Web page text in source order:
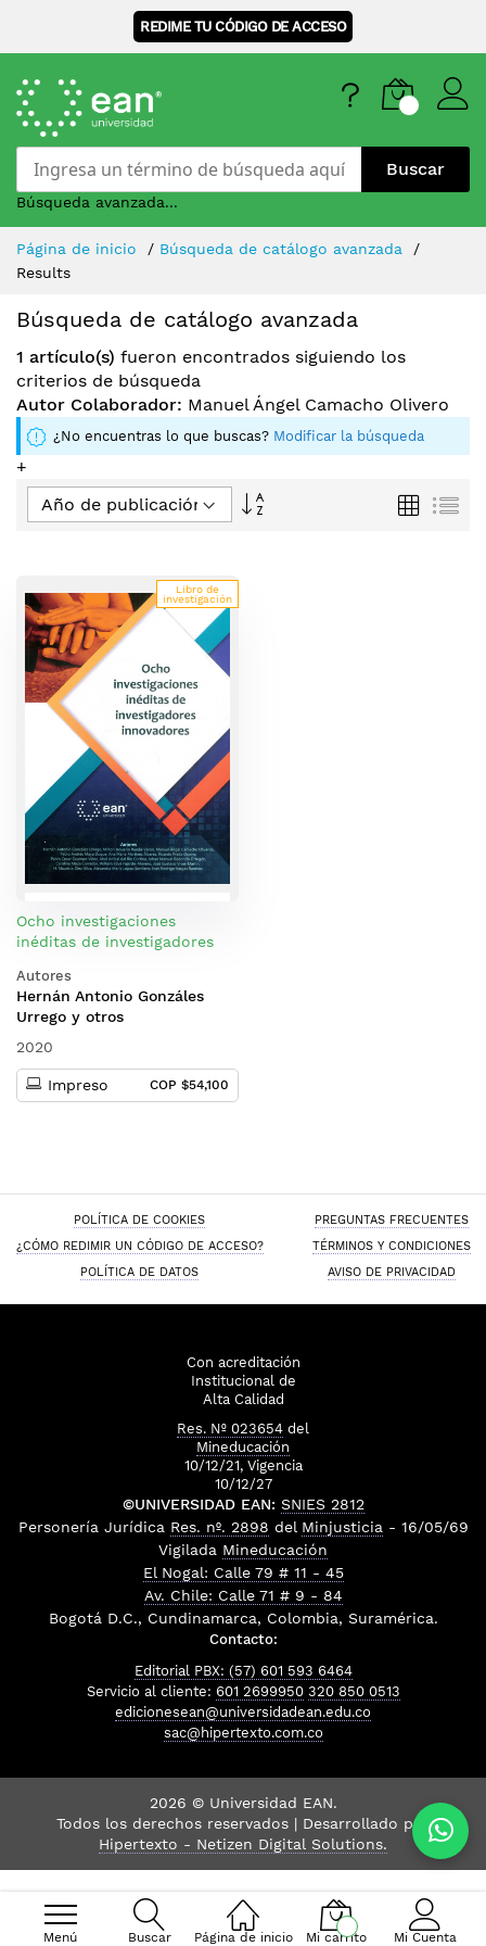
REDIME TU CÓDIGO DE ACCESO
Buscar
Búsqueda avanzada...
Menú Buscar Página de inicio Mi carrito Mi Cuenta
Skip
Content
Página de inicio
Búsqueda de catálogo avanzada
Results
Búsqueda de catálogo avanzada
1 artículo(s) fueron encontrados siguiendo los
criterios de búsqueda
Autor Colaborador: Manuel Ángel Camacho Olivero
¿No encuentras lo que buscas? Modificar la búsqueda
+
Fijar
Parrilla
Libro de
investigación
Ocho investigaciones
inéditas de investigadores
Autores
Hernán Antonio Gonzáles
Urrego y otros
2020
Impreso COP $54,100
POLÍTICA DE COOKIES
PREGUNTAS FRECUENTES
¿CÓMO REDIMIR UN CÓDIGO DE ACCESO?
TÉRMINOS Y CONDICIONES
POLÍTICA DE DATOS
AVISO DE PRIVACIDAD
Con acreditación
Institucional de
Alta Calidad
Res. Nº 023654 del
Mineducación
10/12/21, Vigencia
10/12/27
©UNIVERSIDAD EAN: SNIES 2812
Personería Jurídica Res. nº. 2898 del Minjusticia - 16/05/69
Vigilada Mineducación
El Nogal: Calle 79 # 11 - 45
Av. Chile: Calle 71 # 9 - 84
Bogotá D.C., Cundinamarca, Colombia, Suramérica.
Contacto:
Editorial PBX: (57) 601 593 6464
Servicio al cliente: 601 2699950 320 850 0513
edicionesean@universidadean.edu.co
sac@hipertexto.com.co
2026 © Universidad EAN.
Todos los derechos reservados | Desarrollado por
Hipertexto - Netizen Digital Solutions.